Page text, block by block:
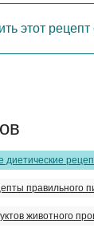
этот рецепт
диетические
правильного
животного